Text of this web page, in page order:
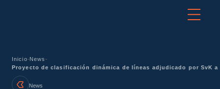
Inicio-News-
Proyecto de clasificación dinámica de líneas adjudicado por SvK a
News